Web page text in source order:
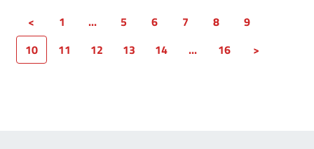
< 1 ... 5 6 7 8
9
10
11 12 13 14 ... 16 >